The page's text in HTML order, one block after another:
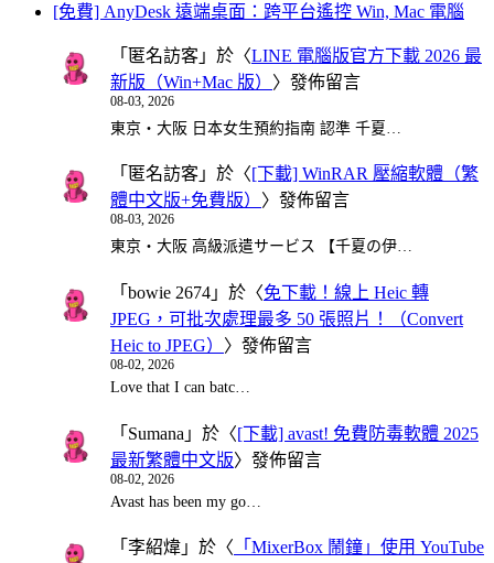
[免費] AnyDesk 遠端桌面：跨平台遙控 Win, Mac 電腦
「 匿名訪客 」於〈LINE 電腦版官方下載 2026 最
新版（Win+Mac 版） 〉發佈留言
08-03, 2026
東京・大阪 日本女生預約指南 認準 千夏…
「 匿名訪客 」於〈[下載] WinRAR 壓縮軟體（繁
體中文版+免費版） 〉發佈留言
08-03, 2026
東京・大阪 高級派遣サービス 【千夏の伊…
「 bowie 2674 」於〈免下載！線上 Heic 轉
JPEG，可批次處理最多 50 張照片！（Convert
Heic to JPEG） 〉發佈留言
08-02, 2026
Love that I can batc…
「 Sumana 」於〈[下載] avast! 免費防毒軟體 2025
最新繁體中文版〉發佈留言
08-02, 2026
Avast has been my go…
「 李紹煒 」於〈 「MixerBox 鬧鐘」使用 YouTube